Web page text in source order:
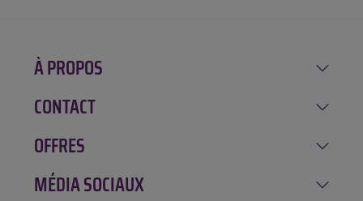
À PROPOS
Notre histoire
Location GAGNON
CONTACT
Amqui
Chénéville
OFFRES
Rabais de la semaine
MÉDIA SOCIAUX